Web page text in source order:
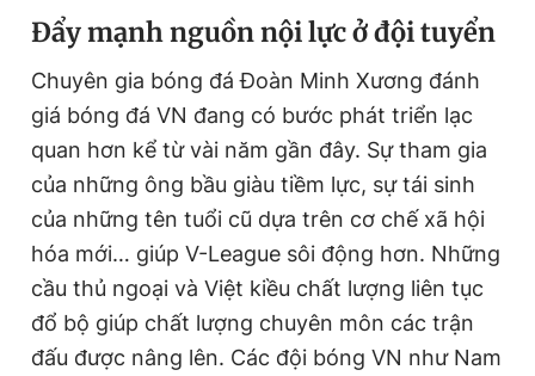
Đẩy mạnh nguồn nội lực ở đội tuyển
Chuyên gia bóng đá Đoàn Minh Xương đánh
giá bóng đá VN đang có bước phát triển lạc
quan hơn kể từ vài năm gần đây. Sự tham gia
của những ông bầu giàu tiềm lực, sự tái sinh
của những tên tuổi cũ dựa trên cơ chế xã hội
hóa mới… giúp V-League sôi động hơn. Những
cầu thủ ngoại và Việt kiều chất lượng liên tục
đổ bộ giúp chất lượng chuyên môn các trận
đấu được nâng lên. Các đội bóng VN như Nam